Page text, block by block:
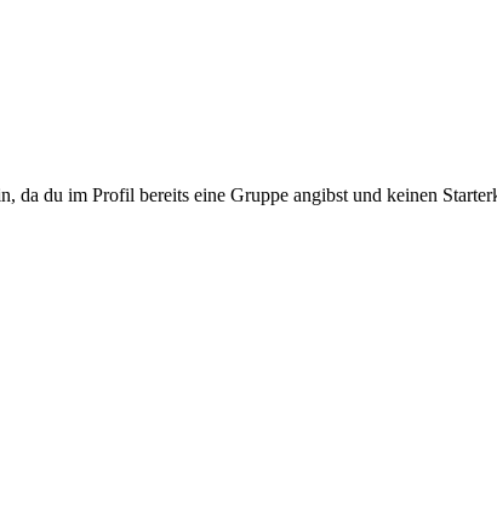
da du im Profil bereits eine Gruppe angibst und keinen